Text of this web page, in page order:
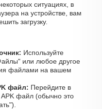
ситуациях, в
на устройстве, вам
загрузку.
Используйте
или любое другое
файлами на вашем
файл: Перейдите в
APK файл (обычно это